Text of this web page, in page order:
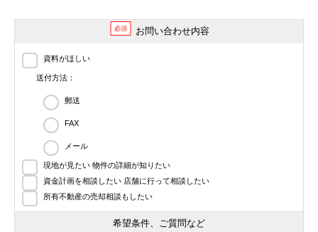
必須 お問い合わせ内容
資料がほしい
送付方法：
郵送
FAX
メール
現地が見たい 物件の詳細が知りたい
資金計画を相談したい 店舗に行って相談したい
所有不動産の売却相談もしたい
希望条件、ご質問など